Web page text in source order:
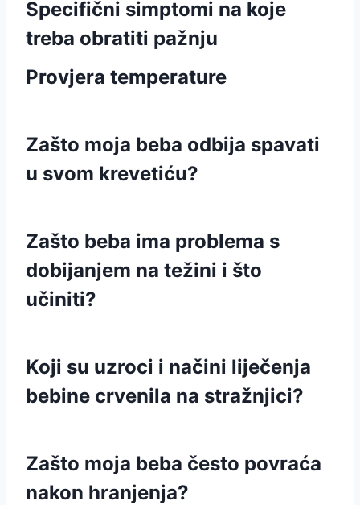
Specifični simptomi na koje
treba obratiti pažnju
Provjera temperature
Zašto moja beba odbija spavati
u svom krevetiću?
Zašto beba ima problema s
dobijanjem na težini i što
učiniti?
Koji su uzroci i načini liječenja
bebine crvenila na stražnjici?
Zašto moja beba često povraća
nakon hranjenja?